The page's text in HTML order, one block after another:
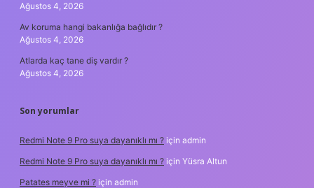
Ağustos 4, 2026
Av koruma hangi bakanlığa bağlıdır ?
Ağustos 4, 2026
Atlarda kaç tane diş vardır ?
Ağustos 4, 2026
Son yorumlar
Redmi Note 9 Pro suya dayanıklı mı ? için admin
Redmi Note 9 Pro suya dayanıklı mı ? için Yüsra Altun
Patates meyve mi ? için admin